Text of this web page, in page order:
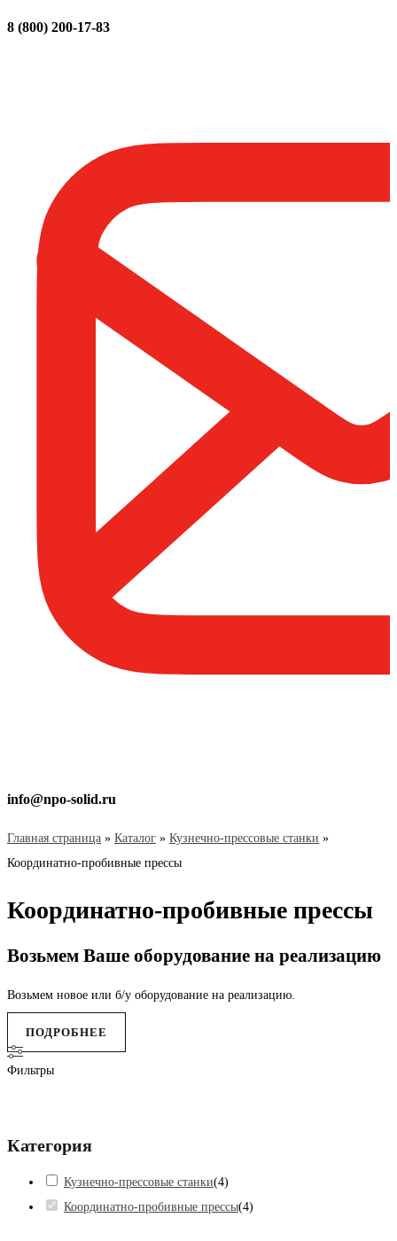
8 (800) 200-17-83
info@npo-solid.ru
Главная страница » Каталог » Кузнечно-прессовые станки »
Координатно-пробивные прессы
Координатно-пробивные прессы
Возьмем Ваше оборудование на реализацию
Возьмем новое или б/у оборудование на реализацию.
ПОДРОБНЕЕ
Фильтры
Категория
Кузнечно-прессовые станки(4)
Координатно-пробивные прессы(4)